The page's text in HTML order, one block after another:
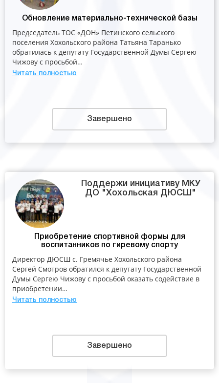
Обновление материально-технической базы
Председатель ТОС «ДОН» Петинского сельского
поселения Хохольского района Татьяна Таранько
обратилась к депутату Государственной Думы Сергею
Чижову с просьбой…
Читать полностью
Завершено
Поддержи инициативу МКУ
ДО "Хохольская ДЮСШ"
Приобретение спортивной формы для
воспитанников по гиревому спорту
Директор ДЮСШ с. Гремячье Хохольского района
Сергей Смотров обратился к депутату Государственной
Думы Сергею Чижову с просьбой оказать содействие в
приобретении…
Читать полностью
Завершено